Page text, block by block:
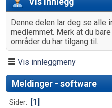
Denne delen lar deg se alle
medlemmet. Merk at du
områder du har tilgang til.
Vis innleggmeny
Meldinger - software
Sider 1